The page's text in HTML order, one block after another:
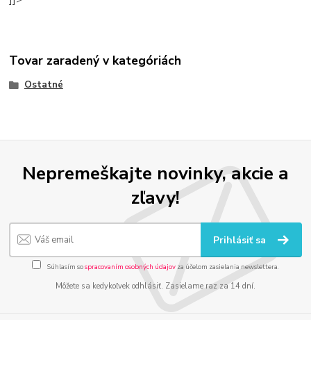
Tovar zaradený v kategóriách
Ostatné
Nepremeškajte novinky, akcie a
zľavy!
Prihlásiť sa
Súhlasím sospracovaním osobných údajov za účelom zasielania newslettera.
Môžete sa kedykoľvek odhlásiť. Zasielame raz za 14 dní.